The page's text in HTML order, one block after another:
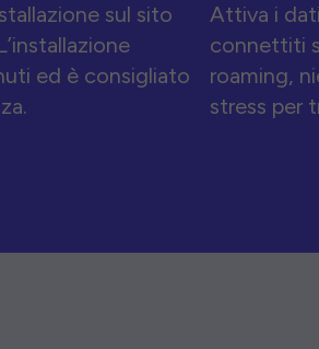
sul sito
ed è consigliato
Attiva i
connettiti
roaming,
stress per